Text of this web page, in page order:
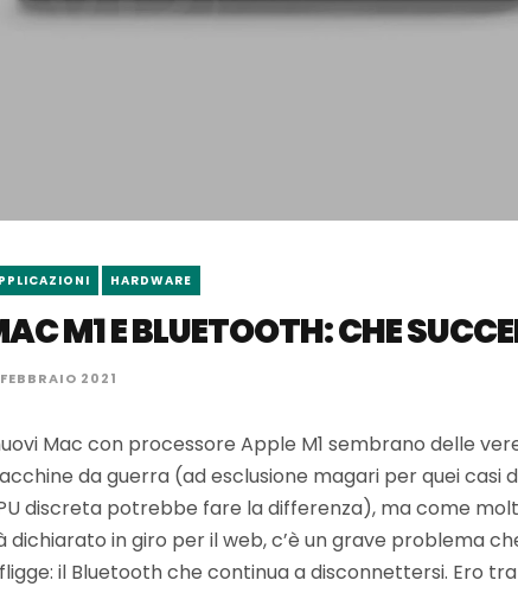
HARDWARE
M1 E BLUETOOTH: CHE
2021
Mac con processore Apple M1 sembrano delle
da guerra (ad esclusione magari per quei casi
discreta potrebbe fare la differenza), ma come
dichiarato in giro per il web, c’è un grave problema
il Bluetooth che continua a disconnettersi. Ero